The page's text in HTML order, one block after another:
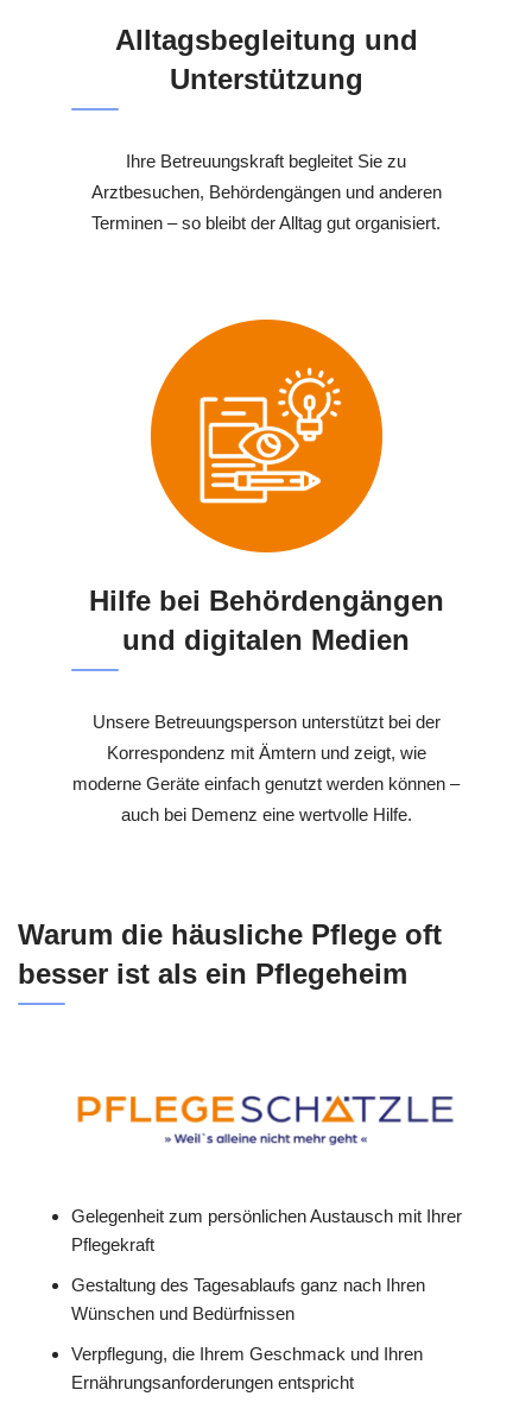
Alltagsbegleitung und
Unterstützung
Ihre Betreuungskraft begleitet Sie zu
Arztbesuchen, Behördengängen und anderen
Terminen – so bleibt der Alltag gut organisiert.
Hilfe bei Behördengängen
und digitalen Medien
Unsere Betreuungsperson unterstützt bei der
Korrespondenz mit Ämtern und zeigt, wie
moderne Geräte einfach genutzt werden können –
auch bei Demenz eine wertvolle Hilfe.
Warum die häusliche Pflege oft
besser ist als ein Pflegeheim
Gelegenheit zum persönlichen Austausch mit Ihrer
Pflegekraft
Gestaltung des Tagesablaufs ganz nach Ihren
Wünschen und Bedürfnissen
Verpflegung, die Ihrem Geschmack und Ihren
Ernährungsanforderungen entspricht